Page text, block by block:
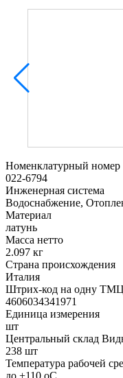
Номенклатурный номер
022-6794
Инженерная система
Водоснабжение,
Материал
латунь
Масса нетто
2.097 кг
Страна происхождения
Италия
Штрих-код на одну ТМЦ
4606034341971
Единица измерения
шт
Центральный склад
238 шт
Температура рабочей
до +110 oC